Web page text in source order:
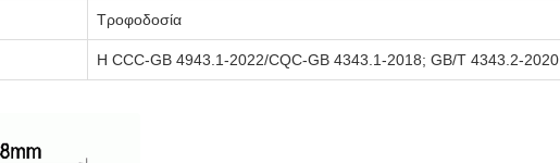
Τροφοδοσία
Η CCC-GB 4943.1-2022/CQC-GB 4343.1-2018; GB/T 4343.2-2020